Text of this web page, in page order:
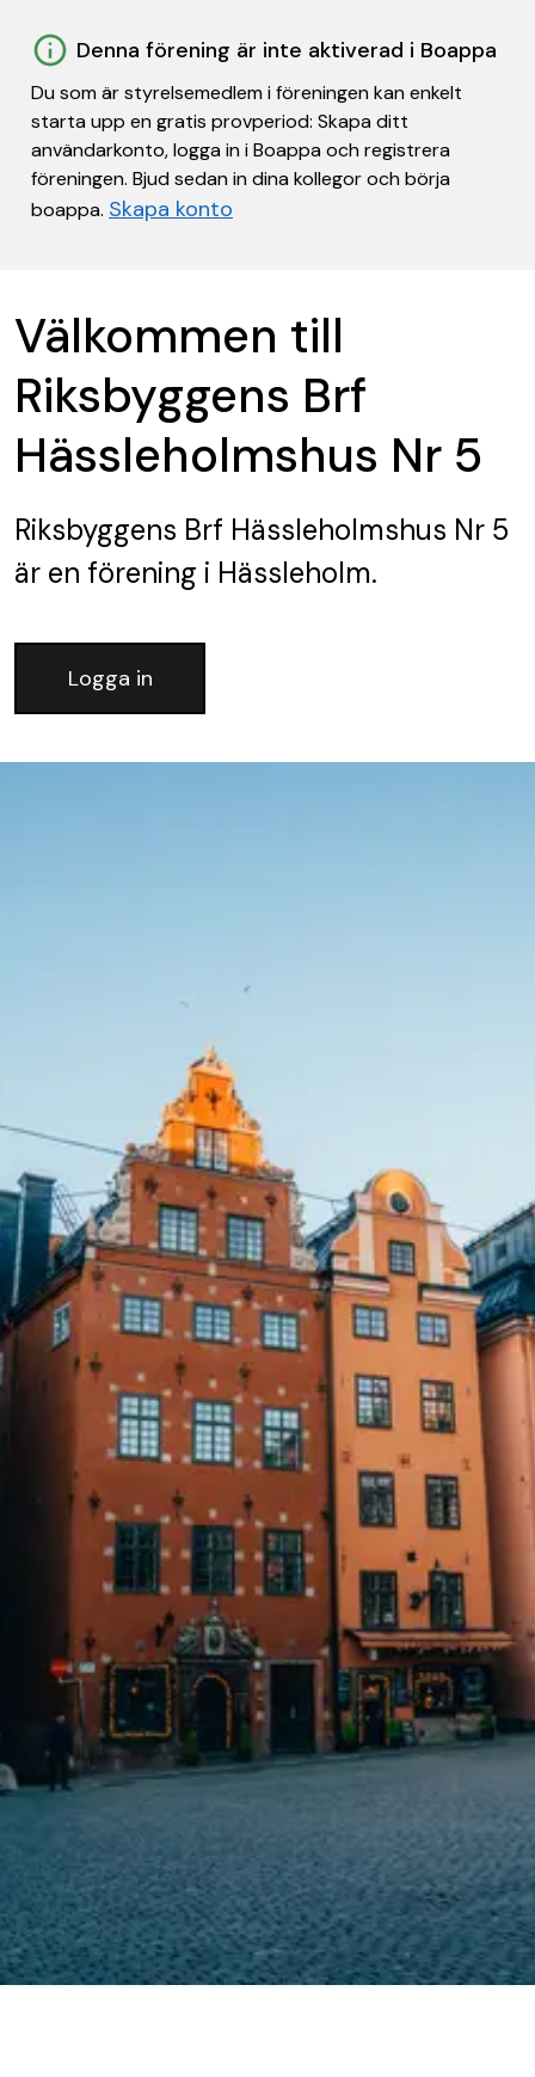
Denna förening är inte aktiverad i Boappa
Du som är styrelsemedlem i föreningen kan enkelt
starta upp en gratis provperiod: Skapa ditt
användarkonto, logga in i Boappa och registrera
föreningen. Bjud sedan in dina kollegor och börja
boappa. Skapa konto
Välkommen till
Riksbyggens Brf
Hässleholmshus Nr 5
Riksbyggens Brf Hässleholmshus Nr 5
är en förening i Hässleholm.
Logga in